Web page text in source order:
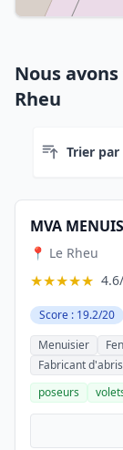
Nous
Rheu
Trier par
MVA
📍 Le Rheu
★★★★★
Score : 19.2/20
Menuisier
Fabricant
poseurs